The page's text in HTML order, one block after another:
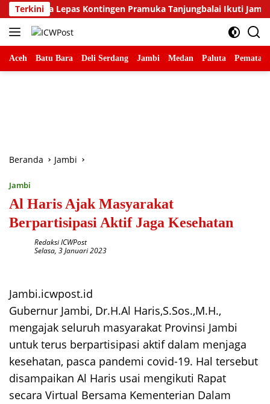
Langsung
ke
konten
Terkini
Lepas Kontingen Pramuka Tanjungbalai Ikuti Jamnas XII di
Aceh Batu Bara Deli Serdang Jambi Medan Paluta
Beranda Jambi
Jambi
Al Haris Ajak Masyarakat
Berpartisipasi Aktif Jaga Kesehatan
Redaksi ICWPost
Selasa, 3 Januari 2023
Jambi.icwpost.id
Gubernur Jambi, Dr.H.Al Haris,S.Sos.,M.H.,
mengajak seluruh masyarakat Provinsi Jambi
untuk terus berpartisipasi aktif dalam menjaga
kesehatan, pasca pandemi covid-19. Hal tersebut
disampaikan Al Haris usai mengikuti Rapat
secara Virtual Bersama Kementerian Dalam